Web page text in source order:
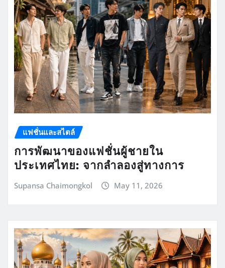
แฟชั่นและสไตล์
การพัฒนาของแฟชั่นผู้ชายใน
ประเทศไทย: จากลำลองสู่ทางการ
Supansa Chaimongkol May 11, 2026